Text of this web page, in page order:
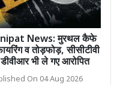
News: मुरथल कैफे
व तोड़फोड़, सीसीटीवी
भी ले गए आरोपित
On 04 Aug 2026